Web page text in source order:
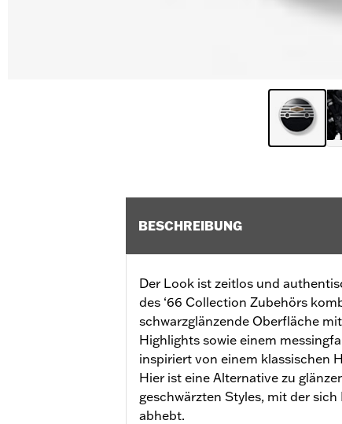
BESCHREIBUNG
Der Look ist zeitlos und
des ‘66 Collection Zubehörs
schwarzglänzende Oberfläche
Highlights sowie einem
inspiriert von einem klassischen
Hier ist eine Alternative zu
geschwärzten Styles, mit der
abhebt.